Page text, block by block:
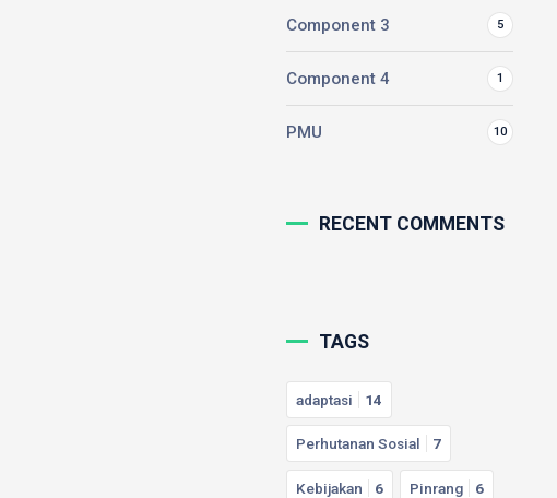
Component 3 5
Component 4 1
PMU 10
RECENT COMMENTS
TAGS
adaptasi 14
Perhutanan Sosial 7
Kebijakan 6 Pinrang 6